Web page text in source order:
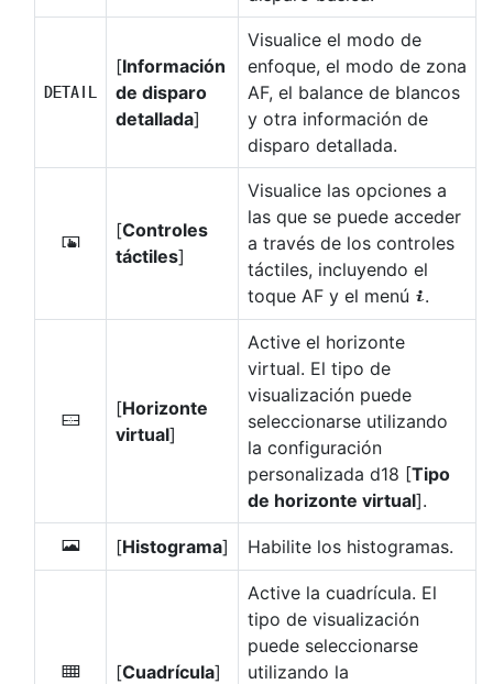
B
[Información
de disparo
detallada]
Visualice el modo de
enfoque, el modo de zona
AF, el balance de blancos
y otra información de
disparo detallada.
C
[Controles
táctiles]
Visualice las opciones a
las que se puede acceder
a través de los controles
táctiles, incluyendo el
toque AF y el menú i.
D
[Horizonte
virtual]
Active el horizonte
virtual. El tipo de
visualización puede
seleccionarse utilizando
la configuración
personalizada d18 [Tipo
de horizonte virtual].
E [Histograma] Habilite los histogramas.
b [Cuadrícula]
Active la cuadrícula. El
tipo de visualización
puede seleccionarse
utilizando la